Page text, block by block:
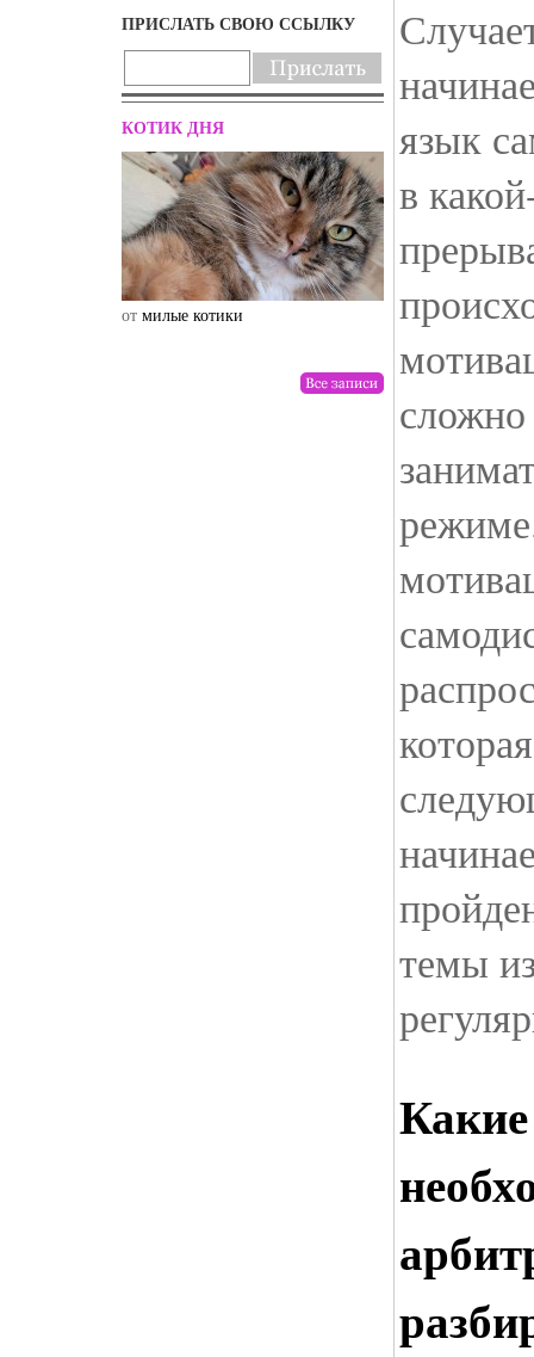
ПРИСЛАТЬ СВОЮ ССЫЛКУ
КОТИК ДНЯ
от милые котики от drunktwi
язык
в
сложно
темы